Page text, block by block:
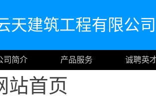
天建筑工程有限公司
司简介 产品服务 诚聘英
站首页